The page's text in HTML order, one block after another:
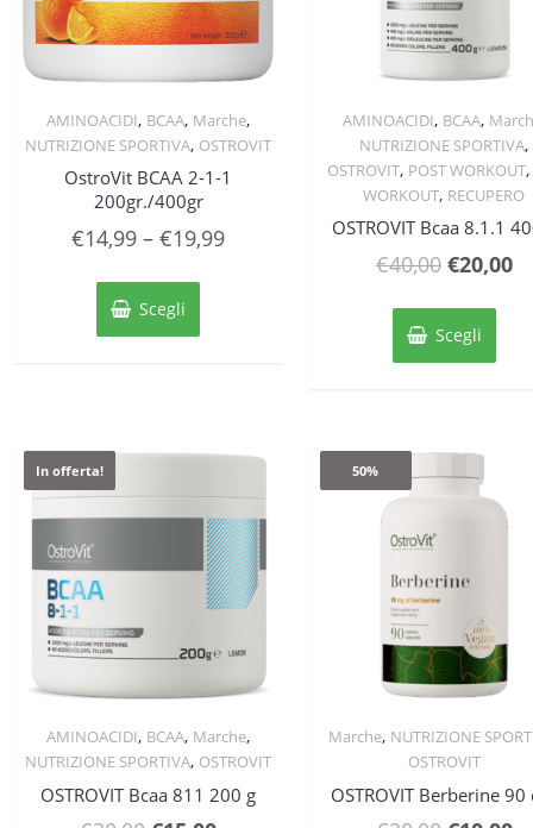
Quick View
AMINOACIDI, BCAA, Marche,
NUTRIZIONE SPORTIVA, OSTROVIT
OstroVit BCAA 2-1-1
200gr./400gr
€14,99 –€19,99
Scegli
possono
scelte
nella
pagina
del
prodotto
Quick View
AMINOACIDI, BCAA,
NUTRIZIONE SPORTIVA,
OSTROVIT, POST WORKOUT,
WORKOUT, RECUPERO
OSTROVIT Bcaa 8.1.1
€40,00 Il
originale
era:
€20,00Il
Scegli
In offerta!
Quick View
AMINOACIDI, BCAA, Marche,
NUTRIZIONE SPORTIVA, OSTROVIT
OSTROVIT Bcaa 811 200 g
50%
Quick View
Marche, NUTRIZIONE
OSTROVIT
OSTROVIT Berberine 90